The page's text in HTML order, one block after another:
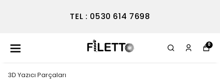
TEL : 0530 614 7698
0
3D Yazıcı Parçaları